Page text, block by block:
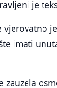
je
vjerovatno
imati
zauzela